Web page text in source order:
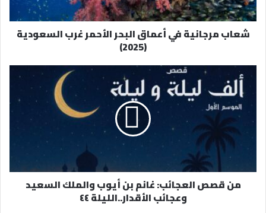
ت
ر
شعاب مرجانية في أعماق البحر الأحمر غرب السعودية
(2025)
من قصص العجائب: غانم بن أيوب والملك السعيد
وعجائب الأقدار..الليلة ٤٤